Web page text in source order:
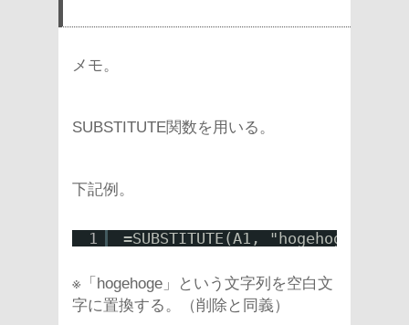
メモ。
SUBSTITUTE関数を用いる。
下記例。
1 =SUBSTITUTE(A1, "hogehoge", "")
※「hogehoge」という文字列を空白文
字に置換する。（削除と同義）